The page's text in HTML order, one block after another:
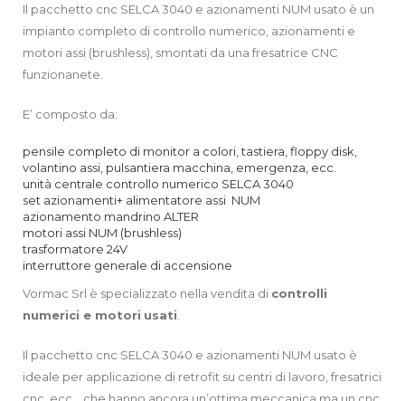
Il pacchetto cnc SELCA 3040 e azionamenti NUM usato è un
impianto completo di controllo numerico, azionamenti e
motori assi (brushless), smontati da una fresatrice CNC
funzionanete.
E’ composto da:
pensile completo di monitor a colori, tastiera, floppy disk,
volantino assi, pulsantiera macchina, emergenza, ecc.
unità centrale controllo numerico SELCA 3040
set azionamenti+ alimentatore assi NUM
azionamento mandrino ALTER
motori assi NUM (brushless)
trasformatore 24V
interruttore generale di accensione
Vormac Srl è specializzato nella vendita di controlli
numerici e motori usati
Il pacchetto cnc SELCA 3040 e azionamenti NUM usato è
ideale per applicazione di retrofit su centri di lavoro, fresatrici
cnc, ecc… che hanno ancora un’ottima meccanica ma un cnc